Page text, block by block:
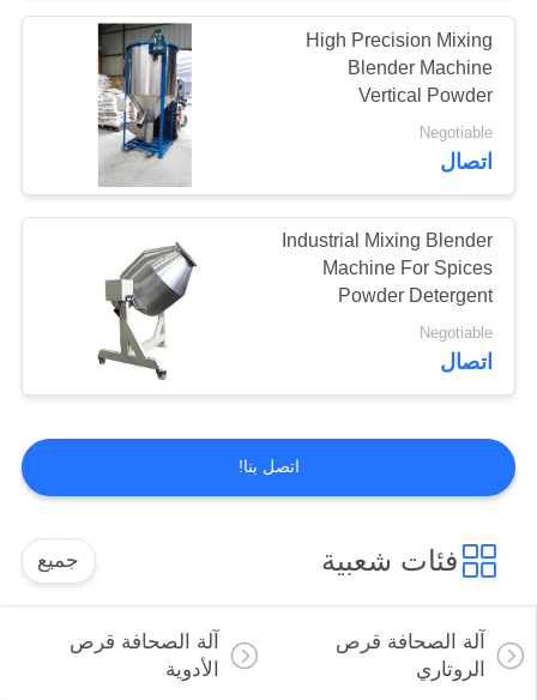
High Precision Mixing
Blender Machine
Vertical Powder
Blending Machine
Negotiable
اتصال
Industrial Mixing Blender
Machine For Spices
Powder Detergent
Washing Powder
Negotiable
اتصال
اتصل بنا!
فئات شعبية جميع
آلة الصحافة قرص
الروتاري
آلة الصحافة قرص
الأدوية